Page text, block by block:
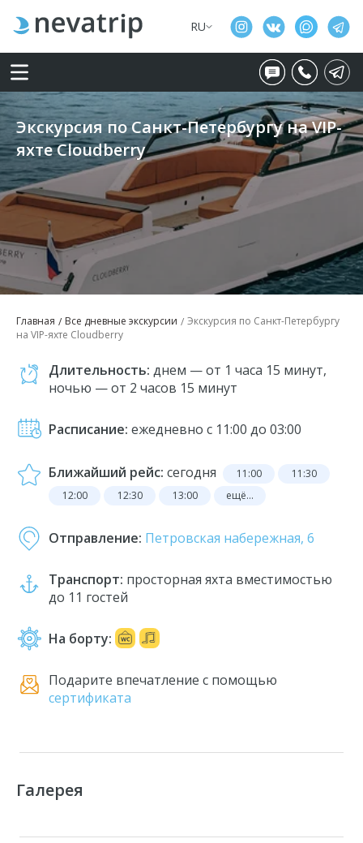
RU
Экскурсия по Санкт-Петербургу на VIP-
яхте Cloudberry
Главная Все дневные экскурсии
Экскурсия по Санкт-Петербургу
на VIP-яхте Cloudberry
Длительность: днем — от 1 часа 15 минут,
ночью — от 2 часов 15 минут
Расписание: ежедневно с 11:00 до 03:00
Ближайший рейс: сегодня 11:00
11:30
12:00
12:30 13:00 ещё...
Отправление: Петровская набережная, 6
Транспорт: просторная яхта вместимостью
до 11 гостей
На борту:
Подарите впечатление с помощью
сертификата
Галерея